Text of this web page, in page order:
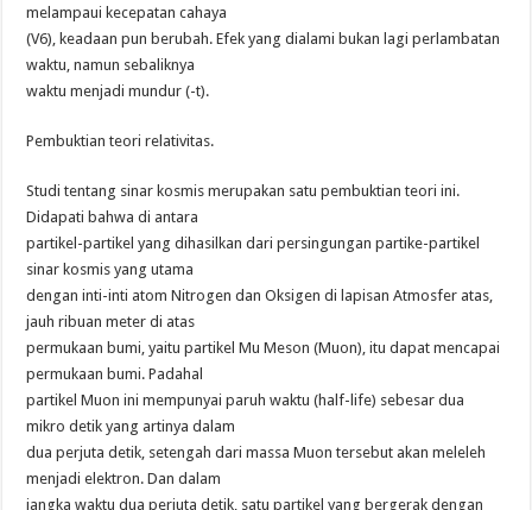
melampaui kecepatan cahaya
(V6), keadaan pun berubah. Efek yang dialami bukan lagi perlambatan
waktu, namun sebaliknya
waktu menjadi mundur (-t).
Pembuktian teori relativitas.
Studi tentang sinar kosmis merupakan satu pembuktian teori ini.
Didapati bahwa di antara
partikel-partikel yang dihasilkan dari persingungan partike-partikel
sinar kosmis yang utama
dengan inti-inti atom Nitrogen dan Oksigen di lapisan Atmosfer atas,
jauh ribuan meter di atas
permukaan bumi, yaitu partikel Mu Meson (Muon), itu dapat mencapai
permukaan bumi. Padahal
partikel Muon ini mempunyai paruh waktu (half-life) sebesar dua
mikro detik yang artinya dalam
dua perjuta detik, setengah dari massa Muon tersebut akan meleleh
menjadi elektron. Dan dalam
jangka waktu dua perjuta detik, satu partikel yang bergerak dengan